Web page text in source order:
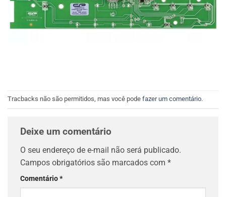
Tracbacks não são permitidos, mas você pode fazer um comentário.
Deixe um comentário
O seu endereço de e-mail não será publicado.
Campos obrigatórios são marcados com *
Comentário*